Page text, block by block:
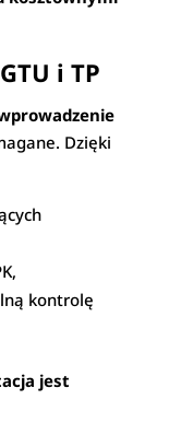
i TP
Dzięki
kontrolę
jest